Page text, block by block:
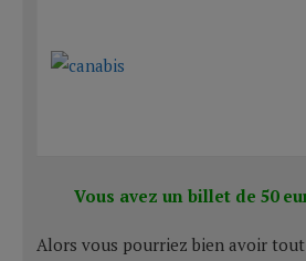
Vous avez un billet de 50
Alors vous pourriez bien avoir